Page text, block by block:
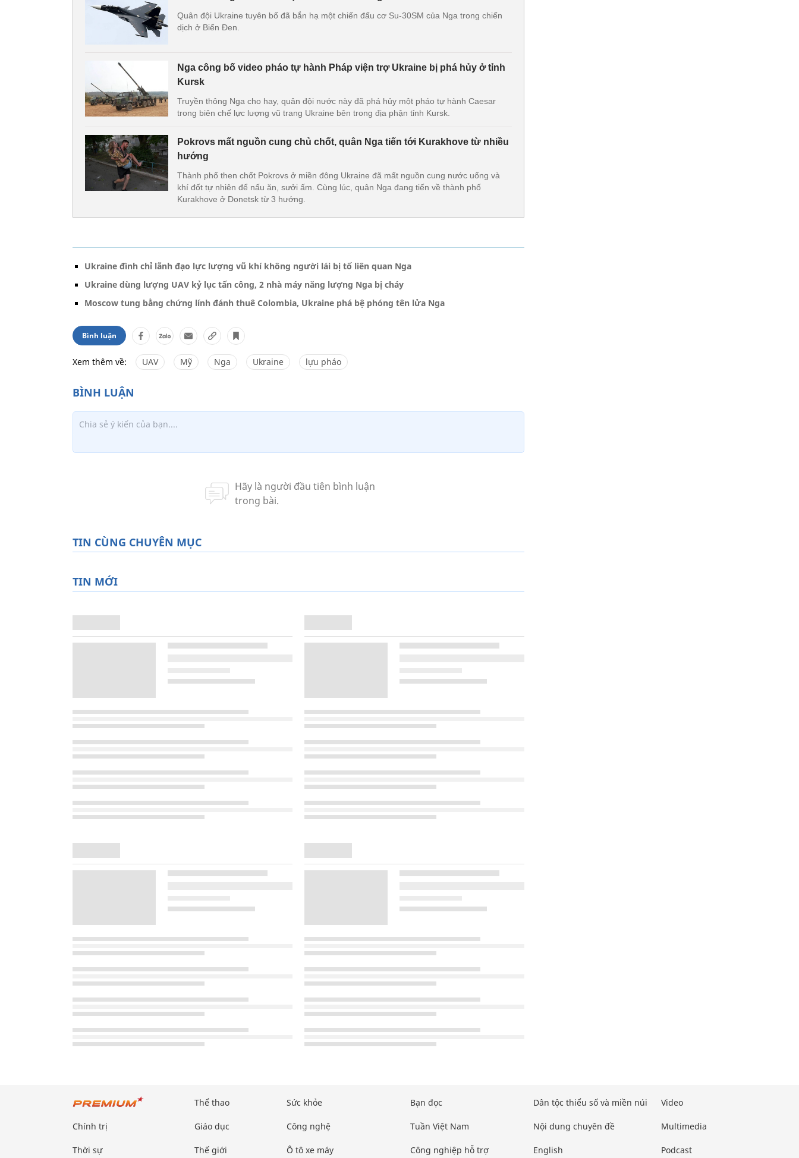
Quân đội Ukraine tuyên bố đã bắn hạ một chiến đấu cơ Su-30SM của Nga trong chiến
dịch ở Biển Đen.
Nga công bố video pháo tự hành Pháp viện trợ Ukraine bị phá hủy ở tỉnh
Kursk
Truyền thông Nga cho hay, quân đội nước này đã phá hủy một pháo tự hành Caesar
trong biên chế lực lượng vũ trang Ukraine bên trong địa phận tỉnh Kursk.
Pokrovs mất nguồn cung chủ chốt, quân Nga tiến tới Kurakhove từ nhiều
hướng
Thành phố then chốt Pokrovs ở miền đông Ukraine đã mất nguồn cung nước uống và
khí đốt tự nhiên để nấu ăn, sưởi ấm. Cùng lúc, quân Nga đang tiến về thành phố
Kurakhove ở Donetsk từ 3 hướng.
Ukraine đình chỉ lãnh đạo lực lượng vũ khí không người lái bị tố liên quan Nga
Ukraine dùng lượng UAV kỷ lục tấn công, 2 nhà máy năng lượng Nga bị cháy
Moscow tung bằng chứng lính đánh thuê Colombia, Ukraine phá bệ phóng tên lửa Nga
Bình luận
Xem thêm về: UAV Mỹ Nga Ukraine lựu pháo
TIN CÙNG CHUYÊN MỤC
TIN MỚI
Chính trị
Thời sự
Thể thao
Giáo dục
Thế giới
Sức khỏe
Công nghệ
Ô tô xe máy
Bạn đọc
Tuần Việt Nam
Công nghiệp hỗ trợ
Dân tộc thiểu số và miền núi
Nội dung chuyên đề
English
Video
Multimedia
Podcast